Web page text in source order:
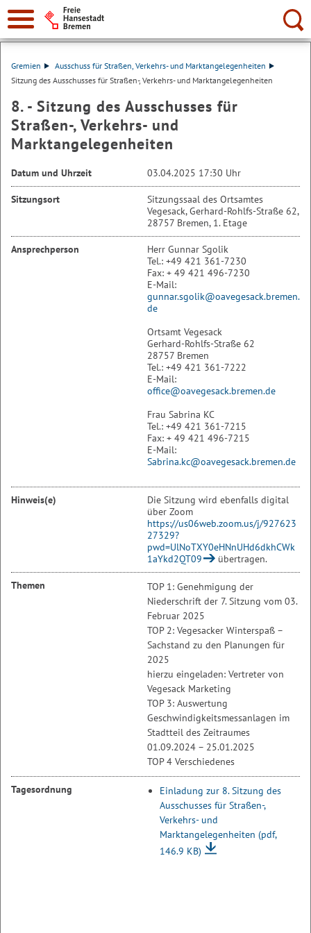
Suche:
Gremien
Ausschuss für Straßen, Verkehrs- und Marktangelegenheiten
Sitzung des Ausschusses für Straßen-, Verkehrs- und Marktangelegenheiten
8. - Sitzung des Ausschusses für
Straßen-, Verkehrs- und
Marktangelegenheiten
Datum und Uhrzeit 03.04.2025 17:30 Uhr
Sitzungsort
Sitzungssaal des Ortsamtes
Vegesack, Gerhard-Rohlfs-Straße 62,
28757 Bremen, 1. Etage
Ansprechperson
Herr Gunnar Sgolik
Tel.: +49 421 361-7230
Fax: + 49 421 496-7230
E-Mail:
gunnar.sgolik@oavegesack.bremen.
de
Ortsamt Vegesack
Gerhard-Rohlfs-Straße 62
28757 Bremen
Tel.: +49 421 361-7222
E-Mail:
office@oavegesack.bremen.de
Frau Sabrina KC
Tel.: +49 421 361-7215
Fax: + 49 421 496-7215
E-Mail:
Sabrina.kc@oavegesack.bremen.de
Hinweis(e)
Die Sitzung wird ebenfalls digital
über Zoom
https://us06web.zoom.us/j/927623
27329?
pwd=UlNoTXY0eHNnUHd6dkhCWk
1aYkd2QT09
übertragen.
Themen
TOP 1: Genehmigung der
Niederschrift der 7. Sitzung vom 03.
Februar 2025
TOP 2: Vegesacker Winterspaß –
Sachstand zu den Planungen für
2025
hierzu eingeladen: Vertreter von
Vegesack Marketing
TOP 3: Auswertung
Geschwindigkeitsmessanlagen im
Stadtteil des Zeitraumes
01.09.2024 – 25.01.2025
TOP 4 Verschiedenes
Tagesordnung
Einladung zur 8. Sitzung des
Ausschusses für Straßen-,
Verkehrs- und
Marktangelegenheiten (pdf,
146.9 KB)